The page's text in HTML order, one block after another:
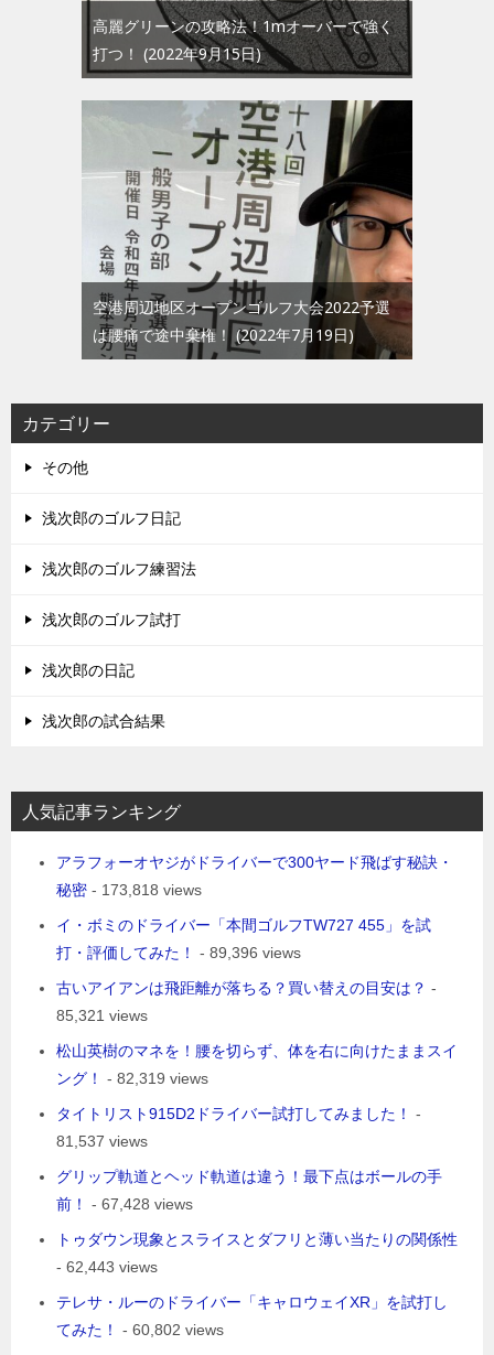
高麗グリーンの攻略法！1mオーバーで強く
打つ！
2022年9月15日
空港周辺地区オープンゴルフ大会2022予選
は腰痛で途中棄権！ 2022年7月19日
カテゴリー
その他
浅次郎のゴルフ日記
浅次郎のゴルフ練習法
浅次郎のゴルフ試打
浅次郎の日記
浅次郎の試合結果
人気記事ランキング
アラフォーオヤジがドライバーで300ヤード飛ばす秘訣・
秘密 - 173,818 views
イ・ボミのドライバー「本間ゴルフTW727 455」を試
打・評価してみた！
- 89,396 views
古いアイアンは飛距離が落ちる？買い替えの目安は？ -
85,321 views
松山英樹のマネを！腰を切らず、体を右に向けたままスイ
ング！
- 82,319 views
タイトリスト915D2ドライバー試打してみました！
-
81,537 views
グリップ軌道とヘッド軌道は違う！最下点はボールの手
前！
- 67,428 views
トゥダウン現象とスライスとダフリと薄い当たりの関係性
- 62,443 views
テレサ・ルーのドライバー「キャロウェイXR」を試打し
てみた！
- 60,802 views